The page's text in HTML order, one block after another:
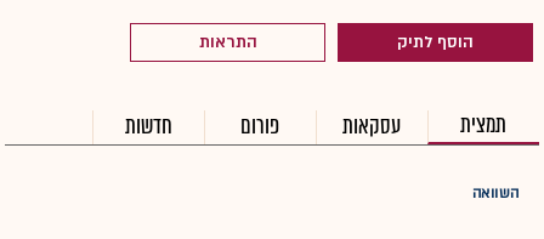
הוסף לתיק התראות
תמצית עסקאות פורום חדשות
השוואה